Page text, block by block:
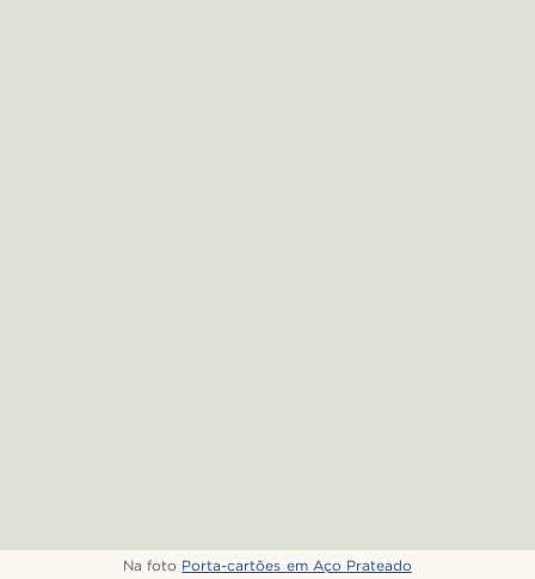
Na foto Porta-cartões em Aço Prateado